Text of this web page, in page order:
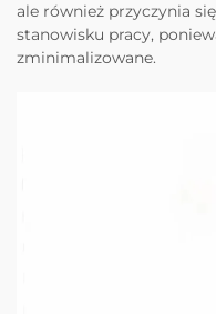
ale również przyczynia
stanowisku pracy,
zminimalizowane.